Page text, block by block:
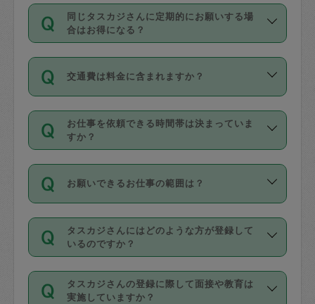
いません。
があり、レビュー件数、レビューの平均
値、などで除々に設定可能な最高額が上
がっていく仕組みになっています。
お支払方法はクレジットカード（Visa／
Master／JCB／AMERICAN EXPRESS／
Diners Club）のみとなります。
を行う際にご入力ください。プロフィー
ル登録時にはご入力いただかなくても大
丈夫です。
デビットカード・プリペイドカード（Vプ
リカ、au WALLETなど）は支払にはご利
銀行振込や現金払いも対応していませ
なお、タスカジさんの交通費も、依頼料
金のご請求と合わせてお支払いとなりま
動計算で表示されます。
同じタスカジさんに定期的にお願いする場
合はお得になる？
依頼には「スポット」と「定期（毎週｜
隔週）」があり、「定期」の依頼は「ス
ポット」よりお得な料金でご利用できま
す。
定期の最低利用回数は設けていない代わ
りに、一定数を超えたキャンセルは有償
（例：毎週定期の場合は３回以上のキャ
ンセルが有償（1200円、隔週定期の場合
は２回以上のキャンセルが有償（1200
交通費は料金に含まれますか？
交通費は依頼料金とは別途発生し、依頼
料金のご請求と合わせてお支払いとなり
ます。交通費の金額は「依頼の詳細」に
お仕事を依頼できる時間帯は決まっていま
すか？
時間帯は3種類あります。いずれも１回あ
たり３時間です。
・ＡＭ ９時～１２時
・ＰＭ １３時～１６時
・夜 １８時～２１時
開始時間を２時間前後変更することが可
お願いできるお仕事の範囲は？
掃除、整理収納、洗濯、買い物、料理、
作り置きです。タスカジさんによってで
きる仕事の範囲が異なりますので、依頼
する前にタスカジさんのプロフィールで
確認してください。
タスカジさんにはどのような方が登録して
いるのですか？
主婦として長年の家事経験をお持ちの
方、栄養士・調理師といった資格者で保
タスカジさんの登録に際して面接や教育は
実施していますか？